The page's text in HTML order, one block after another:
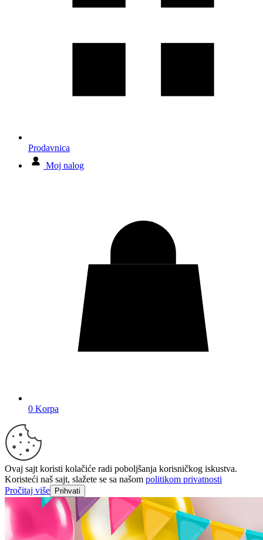
Prodavnica
Moj nalog
0 Korpa
Ovaj sajt koristi kolačiće radi poboljšanja korisničkog iskustva.
Koristeći naš sajt, slažete se sa našom politikom privatnosti
Pročitaj više
Prihvati